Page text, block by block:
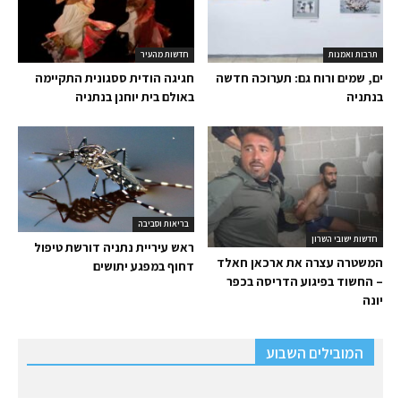
חדשות מהעיר
חגיגה הודית ססגונית התקיימה
באולם בית יוחנן בנתניה
תרבות ואמנות
ים, שמים ורוח גם: תערוכה חדשה
בנתניה
בריאות וסביבה
ראש עיריית נתניה דורשת טיפול
דחוף במפגע יתושים
חדשות ישובי השרון
המשטרה עצרה את ארכאן חאלד
– החשוד בפיגוע הדריסה בכפר
יונה
המובילים השבוע